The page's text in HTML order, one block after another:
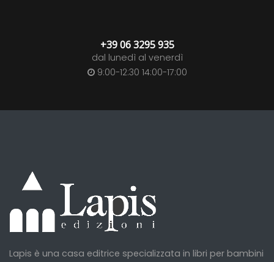
+39 06 3295 935
dal lunedì al venerdì
9:00-12:30 14:00-17:00
Lapis è una casa editrice specializzata in libri per bambini